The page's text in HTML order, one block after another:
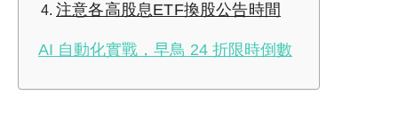
注意各高股息ETF換股公告時間
AI 自動化實戰，早鳥 24 折限時倒數